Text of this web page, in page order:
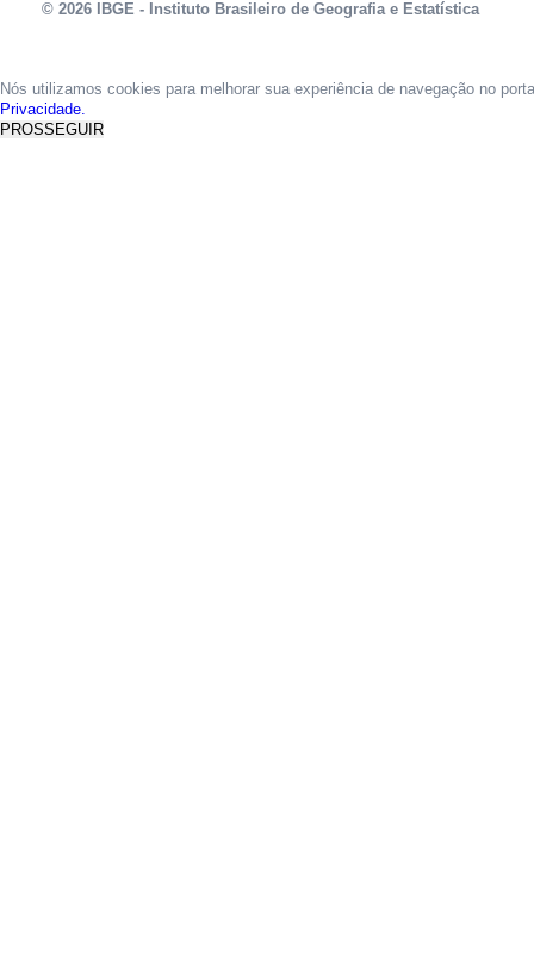
© 2026 IBGE - Instituto Brasileiro de Geografia e Estatística
Nós utilizamos cookies para melhorar sua experiência de navegação no
Privacidade.
PROSSEGUIR